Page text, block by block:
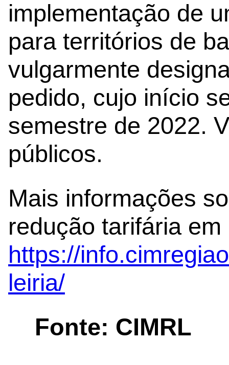
implementação de
para territórios de
vulgarmente
pedido, cujo início
semestre de 2022.
públicos.
Mais informações
redução tarifária em
https://
leiria/
Fonte: CIMRL